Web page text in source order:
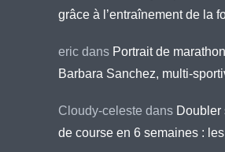
grâce à l’entraînement de la
eric dans Portrait de
Barbara Sanchez, multi-
Cloudy-celeste dans Doubler
de course en 6 semaines :